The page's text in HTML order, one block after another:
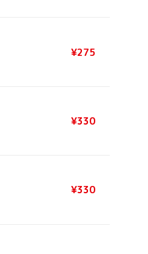
¥275
¥330
¥330